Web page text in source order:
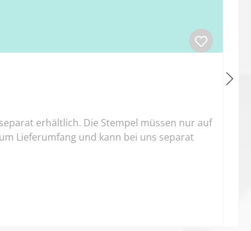
erhältlich. Die Stempel müssen nur auf
Lieferumfang und kann bei uns separat